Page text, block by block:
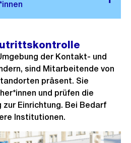
der Kontakt- und
sind Mitarbeitende von
präsent. Sie
und prüfen die
Einrichtung. Bei Bedarf
Institutionen.